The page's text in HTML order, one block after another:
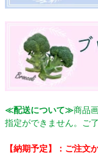
≪配送について≫商品
指定ができません。ご
【納期予定】：ご注文